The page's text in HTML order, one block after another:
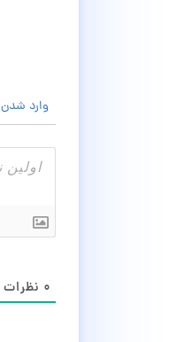
وارد شدن
۰ نظرات